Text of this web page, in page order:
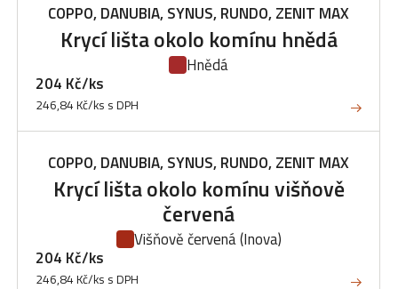
COPPO, DANUBIA, SYNUS, RUNDO, ZENIT MAX
Krycí lišta okolo komínu hnědá
Hnědá
204 Kč/ks
246,84 Kč/ks s DPH
COPPO, DANUBIA, SYNUS, RUNDO, ZENIT MAX
Krycí lišta okolo komínu višňově
červená
Višňově červená(Inova)
204 Kč/ks
246,84 Kč/ks s DPH